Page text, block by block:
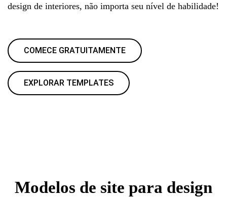
design de interiores, não importa seu nível de habilidade!
COMECE GRATUITAMENTE
EXPLORAR TEMPLATES
Modelos de site para design